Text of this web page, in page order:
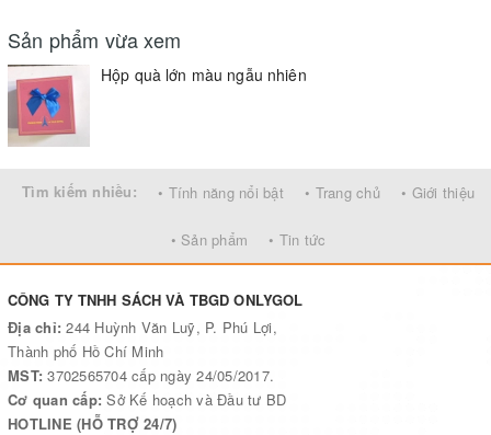
Sản phẩm vừa xem
Hộp quà lớn màu ngẫu nhiên
Tìm kiếm nhiều: • Tính năng nổi bật • Trang chủ • Giới thiệu
• Sản phẩm • Tin tức
CÔNG TY TNHH SÁCH VÀ TBGD ONLYGOL
Địa chỉ:244 Huỳnh Văn Luỹ, P. Phú Lợi,
Thành phố Hồ Chí Minh
MST:3702565704 cấp ngày 24/05/2017.
Cơ quan cấp:Sở Kế hoạch và Đầu tư BD
HOTLINE (HỖ TRỢ 24/7)